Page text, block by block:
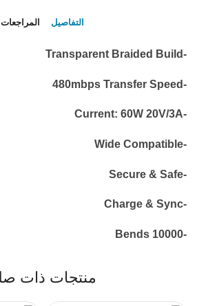
التفاصيل المراجعات
-Transparent Braided Build
-480mbps Transfer Speed
-Current: 60W 20V/3A
-Wide Compatible
-Secure & Safe
-Charge & Sync
-10000 Bends
منتجات ذات